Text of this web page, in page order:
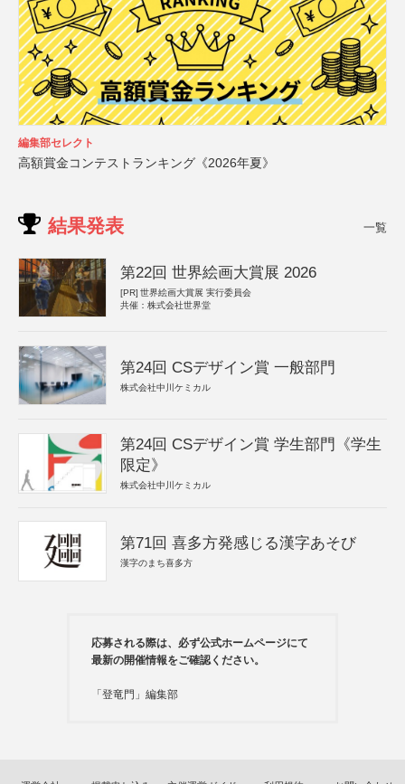
編集部セレクト
高額賞金コンテストランキング《2026年夏》
結果発表 一覧
第22回 世界絵画大賞展 2026
[PR] 世界絵画大賞展 実行委員会
共催：株式会社世界堂
第24回 CSデザイン賞 一般部門
株式会社中川ケミカル
第24回 CSデザイン賞 学生部門《学生
限定》
株式会社中川ケミカル
第71回 喜多方発感じる漢字あそび
漢字のまち喜多方
応募される際は、必ず公式ホームページにて
最新の開催情報をご確認ください。
「登竜門」編集部